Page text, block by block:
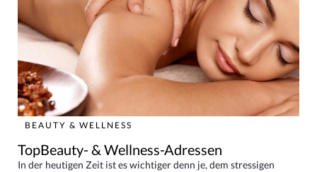
BEAUTY & WELLNESS
TopBeauty- & Wellness-Adressen
In der heutigen Zeit ist es wichtiger denn je, dem stressigen